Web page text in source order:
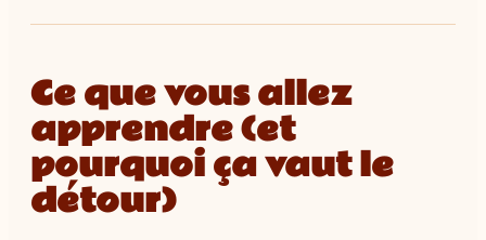
Ce que vous allez
apprendre (et
pourquoi ça vaut le
détour)